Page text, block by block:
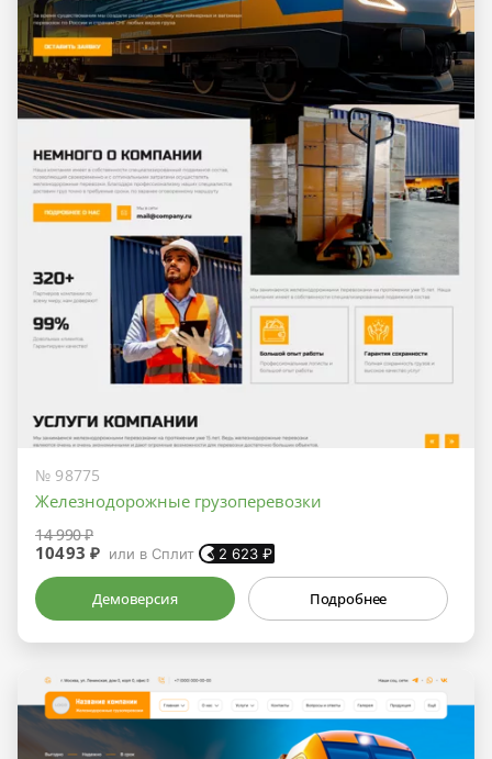
№ 98775
Железнодорожные грузоперевозки
14 990 ₽
10493 ₽ или в Сплит 2 623 ₽
Демоверсия Подробнее